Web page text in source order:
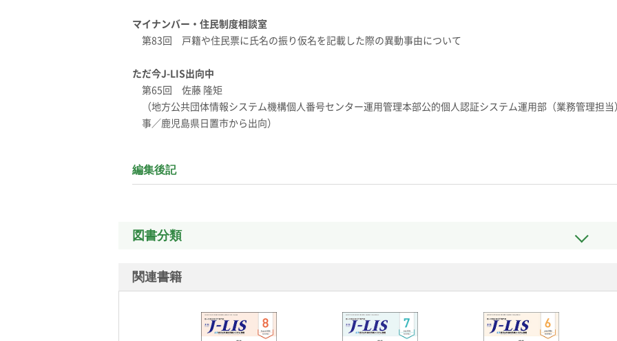
マイナンバー・住民制度相談室
第83回 戸籍や住民票に氏名の振り仮名を記載した際の異動事由について
ただ今J-LIS出向中
第65回 佐藤 隆矩
（地方公共団体情報システム機構個人番号センター運用管理本部公的個人認証システム運用部（業務管理担
事／鹿児島県日置市から出向）
編集後記
図書分類
関連書籍